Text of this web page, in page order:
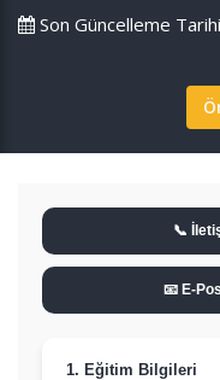
Son Güncelleme
📞
📧 E-
1. Eğitim Bilgileri